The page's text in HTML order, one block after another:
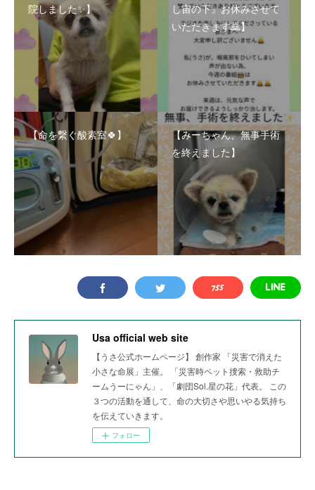
院しました✨】
じ宙の下』お休みさせて
いただきます🙇】
【命を繋ぐ酸素室🍀】
【みーちゃん、無事手術
を終えました】
Usa official web site
【うさ公式ホームページ】 創作家 「災害で消えた
小さな命展」主催。 「災害時ペット捜索・救助チ
ームうーにゃん」、「劇団Sol.星の花」代表。 この
３つの活動を通して、命の大切さや思いやる気持ち
を伝えていきます。
フォロー